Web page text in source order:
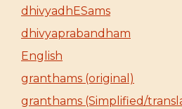
dhivyadhESams
dhivyaprabandham
English
granthams (original)
granthams (Simplified/